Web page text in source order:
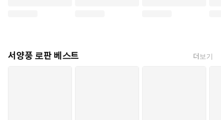
서양풍 로판 베스트 더보기